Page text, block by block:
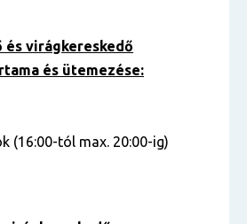
és virágkereskedő
és ütemezése:
(16:00-tól max. 20:00-ig)